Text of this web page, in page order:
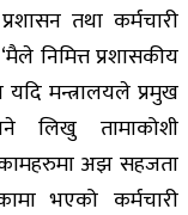
तथा कर्मचारी
निमित्त प्रशासकीय
मन्त्रालयले प्रमुख
लिखु तामाकोशी
कामहरुमा अझ सहजता
भएको कर्मचारी